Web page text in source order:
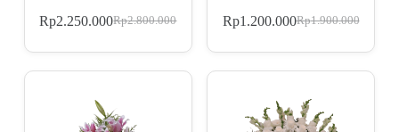
Rp2.800.000
Rp2.250.000 Rp1.900.000
Rp1.200.000